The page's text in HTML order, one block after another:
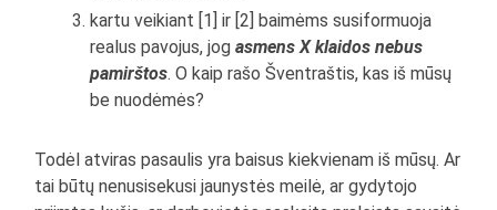
kartu veikiant [1] ir [2] baimėms susiformuoja
realus pavojus, jogasmens X klaidos nebus
pamirštos. O kaip rašo Šventraštis, kas iš mūsų
be nuodėmės?
Todėl atviras pasaulis yra baisus kiekvienam iš mūsų. Ar
tai būtų nenusisekusi jaunystės meilė, ar gydytojo